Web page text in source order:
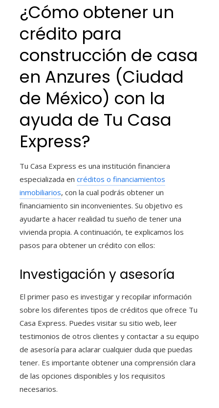
¿Cómo obtener un
crédito para
construcción de casa
en Anzures (Ciudad
de México) con la
ayuda de Tu Casa
Express?
Tu Casa Express es una institución financiera
especializada en créditos o financiamientos
inmobiliarios, con la cual podrás obtener un
financiamiento sin inconvenientes. Su objetivo es
ayudarte a hacer realidad tu sueño de tener una
vivienda propia. A continuación, te explicamos los
pasos para obtener un crédito con ellos:
Investigación y asesoría
El primer paso es investigar y recopilar información
sobre los diferentes tipos de créditos que ofrece Tu
Casa Express. Puedes visitar su sitio web, leer
testimonios de otros clientes y contactar a su equipo
de asesoría para aclarar cualquier duda que puedas
tener. Es importante obtener una comprensión clara
de las opciones disponibles y los requisitos
necesarios.